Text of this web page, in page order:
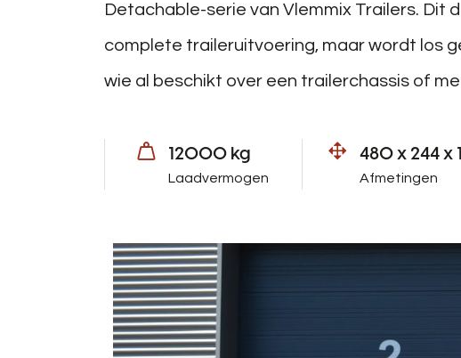
Detachable-serie van Vlemmix Trailers. Dit
complete traileruitvoering, maar wordt los
wie al beschikt over een trailerchassis of
12000 kg
Laadvermogen
480 x 244 x
Afmetingen